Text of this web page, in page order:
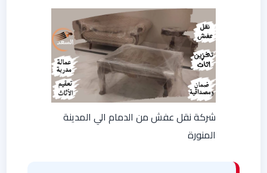
شركة نقل عفش من الدمام الي المدينة
المنورة